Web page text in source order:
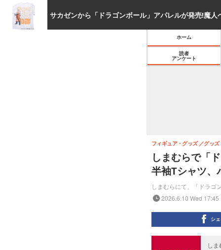
ホーム
読者
アンケート
しまむらで「
半袖Tシャツ、
しまむらにて、「ドラゴ
フィギュア・グッズ グッズ
2026.6.10 Wed 17:45
シ
し